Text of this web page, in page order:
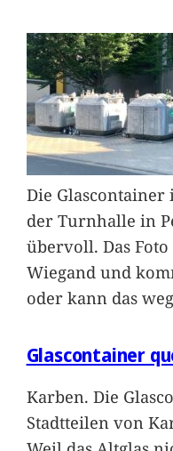
Die
der Turnhalle in
übervoll. Das
Wiegand und
oder kann das
Glascontainer
Karben. Die
Stadtteilen von